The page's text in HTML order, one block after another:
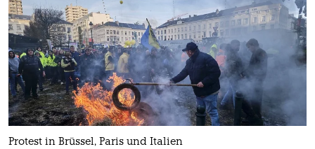
Protest in Brüssel, Paris und Italien